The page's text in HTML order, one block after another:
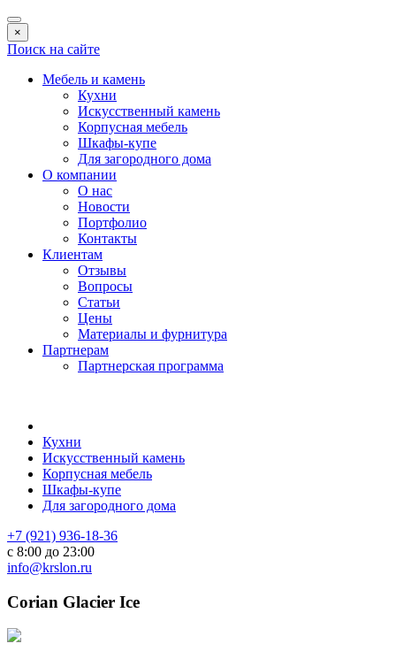
×
Поиск на сайте
Мебель и камень
Кухни
Искусственный камень
Корпусная мебель
Шкафы-купе
Для загородного дома
О компании
О нас
Новости
Портфолио
Контакты
Клиентам
Отзывы
Вопросы
Статьи
Цены
Материалы и фурнитура
Партнерам
Партнерская программа
Кухни
Искусственный камень
Корпусная мебель
Шкафы-купе
Для загородного дома
+7 (921) 936-18-36
с 8:00 до 23:00
info@krslon.ru
Corian Glacier Ice